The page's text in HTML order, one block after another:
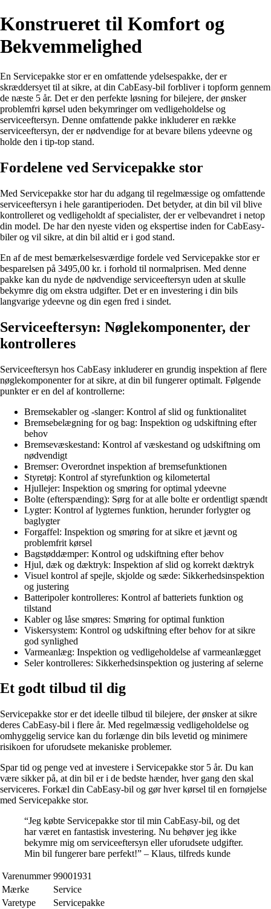
Konstrueret til Komfort og
Bekvemmelighed
En Servicepakke stor er en omfattende ydelsespakke, der er
skræddersyet til at sikre, at din CabEasy-bil forbliver i topform gennem
de næste 5 år. Det er den perfekte løsning for bilejere, der ønsker
problemfri kørsel uden bekymringer om vedligeholdelse og
serviceeftersyn. Denne omfattende pakke inkluderer en række
serviceeftersyn, der er nødvendige for at bevare bilens ydeevne og
holde den i tip-top stand.
Fordelene ved Servicepakke stor
Med Servicepakke stor har du adgang til regelmæssige og omfattende
serviceeftersyn i hele garantiperioden. Det betyder, at din bil vil blive
kontrolleret og vedligeholdt af specialister, der er velbevandret i netop
din model. De har den nyeste viden og ekspertise inden for CabEasy-
biler og vil sikre, at din bil altid er i god stand.
En af de mest bemærkelsesværdige fordele ved Servicepakke stor er
besparelsen på 3495,00 kr. i forhold til normalprisen. Med denne
pakke kan du nyde de nødvendige serviceeftersyn uden at skulle
bekymre dig om ekstra udgifter. Det er en investering i din bils
langvarige ydeevne og din egen fred i sindet.
Serviceeftersyn: Nøglekomponenter, der
kontrolleres
Serviceeftersyn hos CabEasy inkluderer en grundig inspektion af flere
nøglekomponenter for at sikre, at din bil fungerer optimalt. Følgende
punkter er en del af kontrollerne:
Bremsekabler og -slanger: Kontrol af slid og funktionalitet
Bremsebelægning for og bag: Inspektion og udskiftning efter
behov
Bremsevæskestand: Kontrol af væskestand og udskiftning om
nødvendigt
Bremser: Overordnet inspektion af bremsefunktionen
Styretøj: Kontrol af styrefunktion og kilometertal
Hjullejer: Inspektion og smøring for optimal ydeevne
Bolte (efterspænding): Sørg for at alle bolte er ordentligt spændt
Lygter: Kontrol af lygternes funktion, herunder forlygter og
baglygter
Forgaffel: Inspektion og smøring for at sikre et jævnt og
problemfrit kørsel
Bagstøddæmper: Kontrol og udskiftning efter behov
Hjul, dæk og dæktryk: Inspektion af slid og korrekt dæktryk
Visuel kontrol af spejle, skjolde og sæde: Sikkerhedsinspektion
og justering
Batteripoler kontrolleres: Kontrol af batteriets funktion og
tilstand
Kabler og låse smøres: Smøring for optimal funktion
Viskersystem: Kontrol og udskiftning efter behov for at sikre
god synlighed
Varmeanlæg: Inspektion og vedligeholdelse af varmeanlægget
Seler kontrolleres: Sikkerhedsinspektion og justering af selerne
Et godt tilbud til dig
Servicepakke stor er det ideelle tilbud til bilejere, der ønsker at sikre
deres CabEasy-bil i flere år. Med regelmæssig vedligeholdelse og
omhyggelig service kan du forlænge din bils levetid og minimere
risikoen for uforudsete mekaniske problemer.
Spar tid og penge ved at investere i Servicepakke stor 5 år. Du kan
være sikker på, at din bil er i de bedste hænder, hver gang den skal
serviceres. Forkæl din CabEasy-bil og gør hver kørsel til en fornøjelse
med Servicepakke stor.
“Jeg købte Servicepakke stor til min CabEasy-bil, og det
har været en fantastisk investering. Nu behøver jeg ikke
bekymre mig om serviceeftersyn eller uforudsete udgifter.
Min bil fungerer bare perfekt!” – Klaus, tilfreds kunde
Varenummer 99001931
Mærke
Service
Varetype
Servicepakke